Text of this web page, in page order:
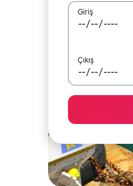
Giriş
Çıkış